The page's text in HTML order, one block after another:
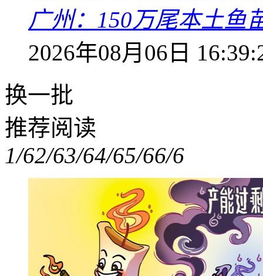
广州：150万尾本土鱼
2026年08月06日
换一批
推荐阅读
1/62/63/64/65/66/6